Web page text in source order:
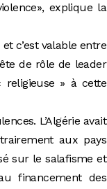
explique la
c’est valable entre
de rôle de leader
» à cette
L’Algérie avait
aux pays
sur le salafisme et
financement des